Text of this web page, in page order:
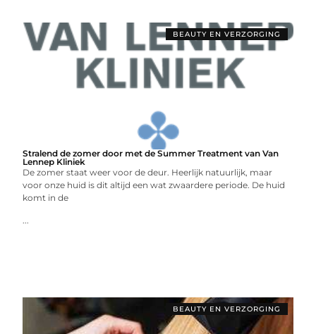
BEAUTY EN VERZORGING
Stralend de zomer door met de Summer Treatment van Van
Lennep Kliniek
De zomer staat weer voor de deur. Heerlijk natuurlijk, maar
voor onze huid is dit altijd een wat zwaardere periode. De huid
komt in de
...
BEAUTY EN VERZORGING